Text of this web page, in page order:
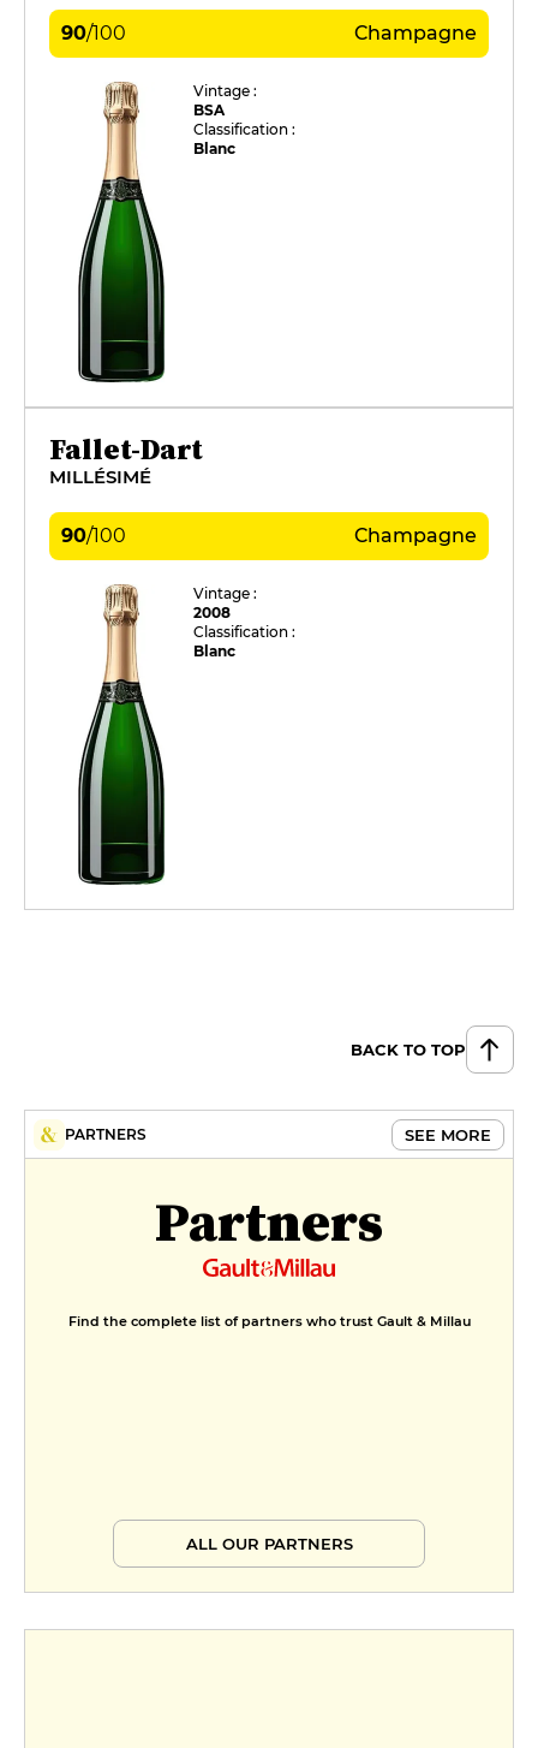
90/100 Champagne
Vintage :
BSA
Classification :
Blanc
Fallet-Dart
MILLÉSIMÉ
90/100 Champagne
Vintage :
2008
Classification :
Blanc
BACK TO TOP
PARTNERS SEE MORE
Partners
Find the complete list of partners who trust Gault & Millau
ALL OUR PARTNERS